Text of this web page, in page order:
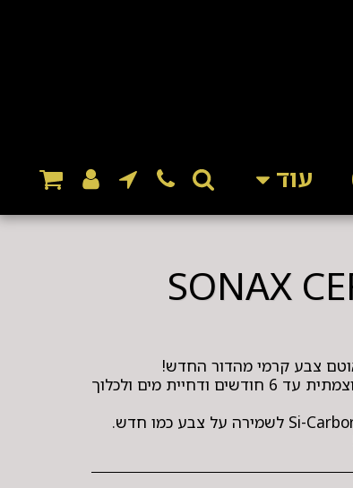
עוד
מעניק לרכב שלך ברק עמוק, הגנה עוצמתית עד 6 חודשים ודחיית מים ולכלוך